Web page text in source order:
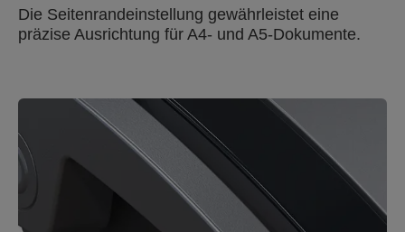
Die Seitenrandeinstellung gewährleistet eine
präzise Ausrichtung für A4- und A5-Dokumente.